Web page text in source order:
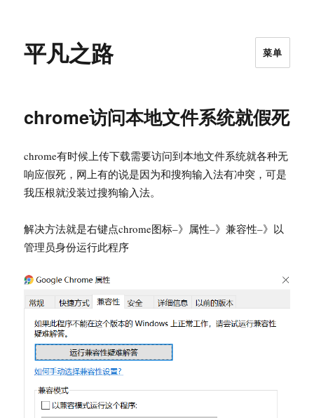
平凡之路 菜单
chrome访问本地文件系统就假死
chrome有时候上传下载需要访问到本地文件系统就各种无
响应假死，网上有的说是因为和搜狗输入法有冲突，可是
我压根就没装过搜狗输入法。
解决方法就是右键点chrome图标–》属性–》兼容性–》以
管理员身份运行此程序